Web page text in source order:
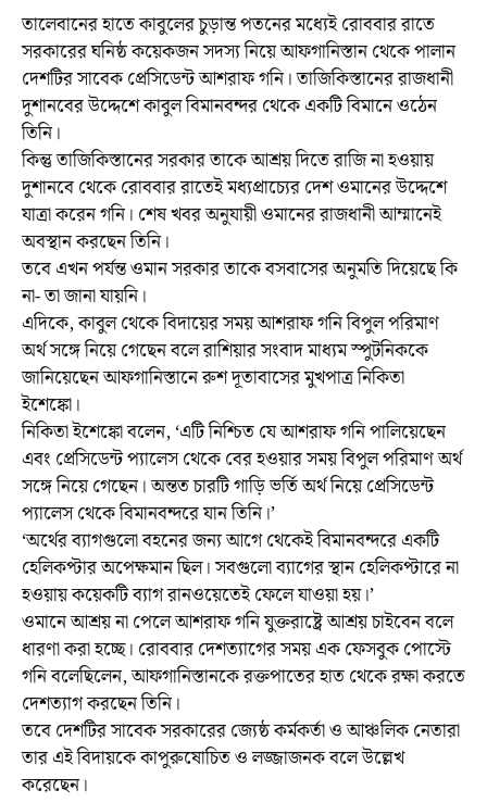
তালেবানের হাতে কাবুলের চুড়ান্ত পতনের মধ্যেই রোববার রাতে
সরকারের ঘনিষ্ঠ কয়েকজন সদস্য নিয়ে আফগানিস্তান থেকে পালান
দেশটির সাবেক প্রেসিডেন্ট আশরাফ গনি। তাজিকিস্তানের রাজধানী
দুশানবের উদ্দেশে কাবুল বিমানবন্দর থেকে একটি বিমানে ওঠেন
তিনি।
কিন্তু তাজিকিস্তানের সরকার তাকে আশ্রয় দিতে রাজি না হওয়ায়
দুশানবে থেকে রোববার রাতেই মধ্যপ্রাচ্যের দেশ ওমানের উদ্দেশে
যাত্রা করেন গনি। শেষ খবর অনুযায়ী ওমানের রাজধানী আম্মানেই
অবস্থান করছেন তিনি।
তবে এখন পর্যন্ত ওমান সরকার তাকে বসবাসের অনুমতি দিয়েছে কি
না- তা জানা যায়নি।
এদিকে, কাবুল থেকে বিদায়ের সময় আশরাফ গনি বিপুল পরিমাণ
অর্থ সঙ্গে নিয়ে গেছেন বলে রাশিয়ার সংবাদ মাধ্যম স্পুটনিককে
জানিয়েছেন আফগানিস্তানে রুশ দূতাবাসের মুখপাত্র নিকিতা
ইশেঙ্কো।
নিকিতা ইশেঙ্কো বলেন, ‘এটি নিশ্চিত যে আশরাফ গনি পালিয়েছেন
এবং প্রেসিডেন্ট প্যালেস থেকে বের হওয়ার সময় বিপুল পরিমাণ অর্থ
সঙ্গে নিয়ে গেছেন। অন্তত চারটি গাড়ি ভর্তি অর্থ নিয়ে প্রেসিডেন্ট
প্যালেস থেকে বিমানবন্দরে যান তিনি।’
‘অর্থের ব্যাগগুলো বহনের জন্য আগে থেকেই বিমানবন্দরে একটি
হেলিকপ্টার অপেক্ষমান ছিল। সবগুলো ব্যাগের স্থান হেলিকপ্টারে না
হওয়ায় কয়েকটি ব্যাগ রানওয়েতেই ফেলে যাওয়া হয়।’
ওমানে আশ্রয় না পেলে আশরাফ গনি যুক্তরাষ্ট্রে আশ্রয় চাইবেন বলে
ধারণা করা হচ্ছে। রোববার দেশত্যাগের সময় এক ফেসবুক পোস্টে
গনি বলেছিলেন, আফগানিস্তানকে রক্তপাতের হাত থেকে রক্ষা করতে
দেশত্যাগ করছেন তিনি।
তবে দেশটির সাবেক সরকারের জ্যেষ্ঠ কর্মকর্তা ও আঞ্চলিক নেতারা
তার এই বিদায়কে কাপুরুষোচিত ও লজ্জাজনক বলে উল্লেখ
করেছেন।